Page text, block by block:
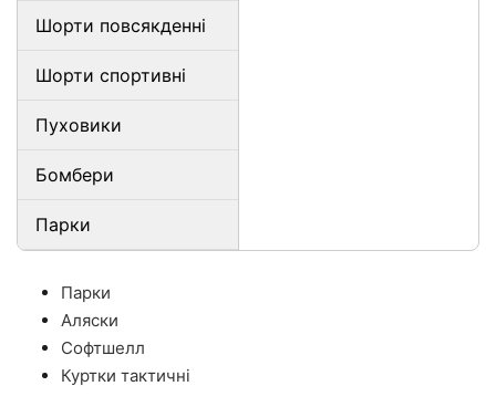
Шорти повсякденні
Шорти спортивні
Пуховики
Бомбери
Парки
Парки
Аляски
Софтшелл
Куртки тактичні